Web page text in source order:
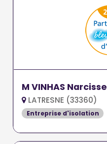
M VINHAS Narcisse
LATRESNE (33360)
Entreprise d'isolation